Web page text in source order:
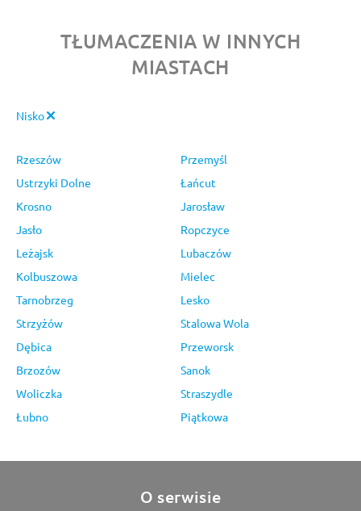
TŁUMACZENIA W INNYCH
MIASTACH
Nisko
Rzeszów
Przemyśl
Ustrzyki Dolne
Łańcut
Krosno
Jarosław
Jasło
Ropczyce
Leżajsk
Lubaczów
Kolbuszowa
Mielec
Tarnobrzeg
Lesko
Strzyżów
Stalowa Wola
Dębica
Przeworsk
Brzozów
Sanok
Woliczka
Straszydle
Łubno
Piątkowa
O serwisie